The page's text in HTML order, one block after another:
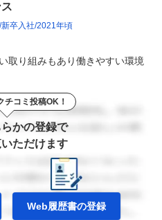
新卒入社 2021年頃
取り組みもあり働きやすい環境
チコミ投稿OK！
かの登録で
ただけます
Web履歴書の登録